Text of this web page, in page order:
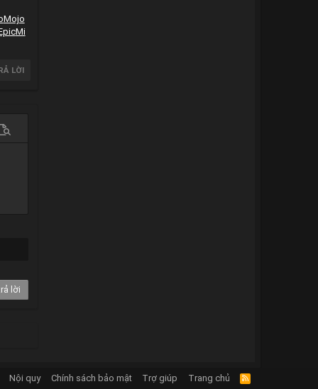
Mojo
Mi
LỜI
trước
lời
Nội quy Chính sách bảo mật Trợ giúp Trang chủ
R